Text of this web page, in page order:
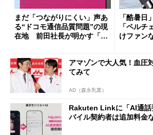
まだ「つながりにくい」声あ
る“ドコモ通信品質問題”の現
在地 前田社長が明かす「道
「酷暑
「ペルチ
けファン
アマゾンで大人気！血圧
てみて
AD（森永乳業）
Rakuten Linkに「AI通話
バイル契約者は追加料金